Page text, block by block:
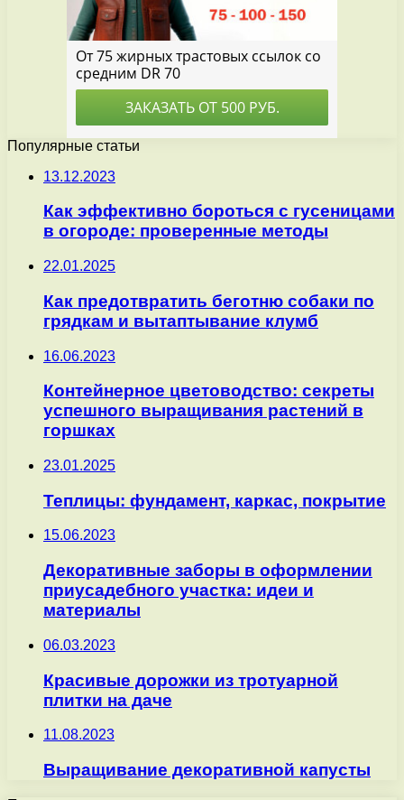
Популярные статьи
13.12.2023
Как эффективно бороться с гусеницами
в огороде: проверенные методы
22.01.2025
Как предотвратить беготню собаки по
грядкам и вытаптывание клумб
16.06.2023
Контейнерное цветоводство: секреты
успешного выращивания растений в
горшках
23.01.2025
Теплицы: фундамент, каркас, покрытие
15.06.2023
Декоративные заборы в оформлении
приусадебного участка: идеи и
материалы
06.03.2023
Красивые дорожки из тротуарной
плитки на даче
11.08.2023
Выращивание декоративной капусты